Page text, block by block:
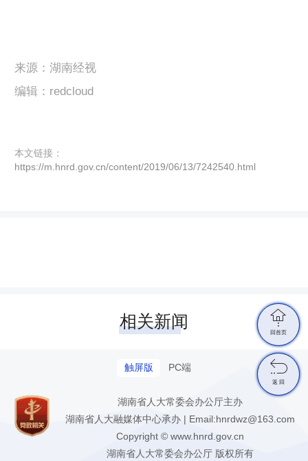
来源：湖南经视
编辑：redcloud
本文链接：
https://m.hnrd.gov.cn/content/2019/06/13/7242540.html
相关新闻
触屏版 PC端
湖南省人大常委会办公厅主办
湖南省人大融媒体中心承办 | Email:hnrdwz@163.com
Copyright © www.hnrd.gov.cn
湖南省人大常委会办公厅 版权所有

回首页

返 回